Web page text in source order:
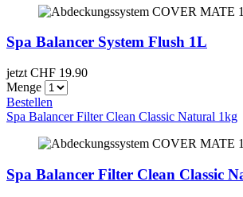
Spa Balancer System Flush 1L
jetzt CHF 19.90
Menge
Bestellen
Spa Balancer Filter Clean Classic Natural 1kg
Spa Balancer Filter Clean Classic